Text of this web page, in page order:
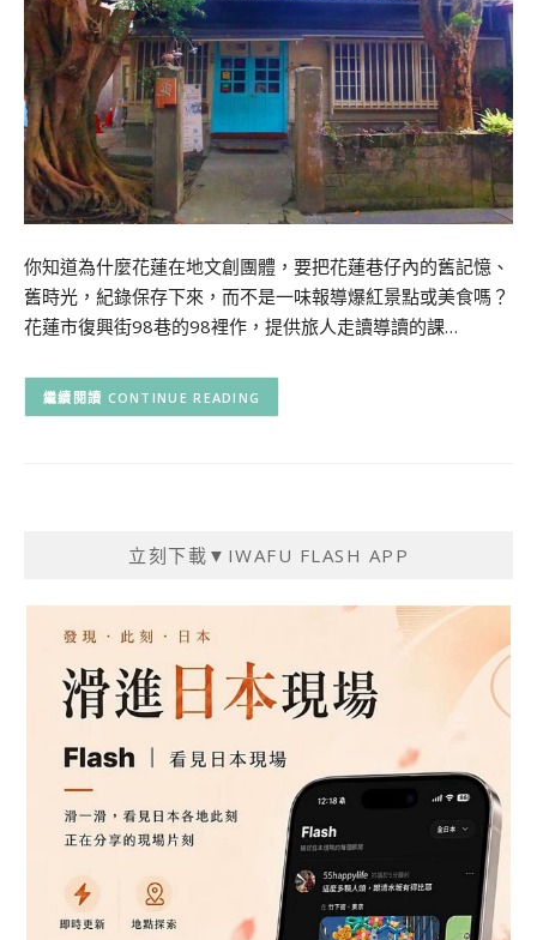
你知道為什麼花蓮在地文創團體，要把花蓮巷仔內的舊記憶、
舊時光，紀錄保存下來，而不是一味報導爆紅景點或美食嗎？
花蓮市復興街98巷的98裡作，提供旅人走讀導讀的課…
CONTINUE READING
立刻下載▼IWAFU FLASH APP